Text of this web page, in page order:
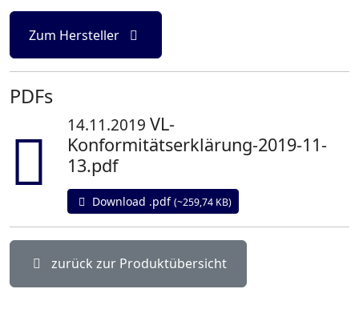
Zum Hersteller
PDFs
text
14.11.2019 VL-
Konformitätserklärung-2019-11-
13.pdf
Download .pdf(~259,74 KB)
zurück zur Produktübersicht